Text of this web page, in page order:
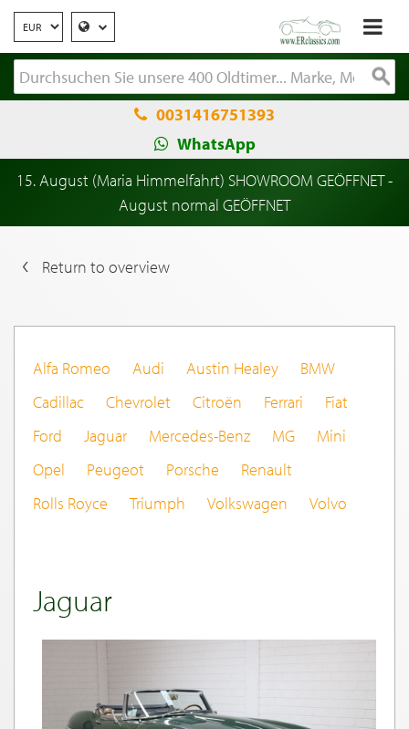
0031416751393
WhatsApp
15. August (Maria Himmelfahrt) SHOWROOM GEÖFFNET -
August normal GEÖFFNET
Return to overview
Alfa Romeo Audi Austin Healey
BMW
Cadillac
Chevrolet Citroën Ferrari
Fiat
Ford
Jaguar Mercedes-Benz MG
Mini
Opel
Peugeot Porsche
Renault
Rolls Royce
Triumph Volkswagen Volvo
Jaguar